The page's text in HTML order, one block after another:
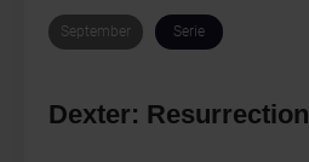
September Serie
Dexter: Resurrection